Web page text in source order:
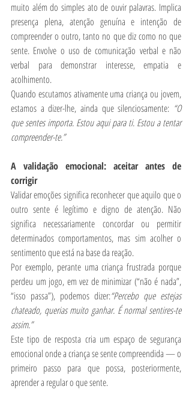
muito além do simples ato de ouvir palavras. Implica
presença plena, atenção genuína e intenção de
compreender o outro, tanto no que diz como no que
sente. Envolve o uso de comunicação verbal e não
verbal para demonstrar interesse, empatia e
acolhimento.
Quando escutamos ativamente uma criança ou jovem,
estamos a dizer-lhe, ainda que silenciosamente: “O
que sentes importa. Estou aqui para ti. Estou a tentar
compreender-te.”
A validação emocional: aceitar antes de
corrigir
Validar emoções significa reconhecer que aquilo que o
outro sente é legítimo e digno de atenção. Não
significa necessariamente concordar ou permitir
determinados comportamentos, mas sim acolher o
sentimento que está na base da reação.
Por exemplo, perante uma criança frustrada porque
perdeu um jogo, em vez de minimizar (“não é nada”,
“isso passa”), podemos dizer:“Percebo que estejas
chateado, querias muito ganhar. É normal sentires-te
assim.”
Este tipo de resposta cria um espaço de segurança
emocional onde a criança se sente compreendida — o
primeiro passo para que possa, posteriormente,
aprender a regular o que sente.